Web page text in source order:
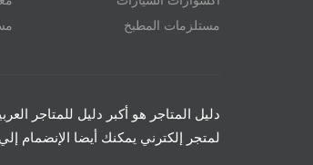
مستلزمات المطبخ
دليل المتاجر هو أكبر دليل للمتاجر
لمتجر إلكترني يمكنك أيضا الإنضمام